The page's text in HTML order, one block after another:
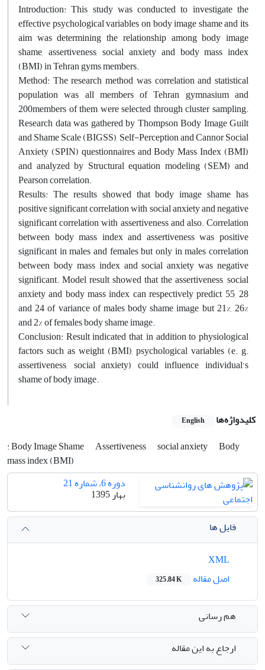
Introduction: This study was conducted to investigate the
effective psychological variables on body image shame and its
aim was determining the relationship among body image
shame, assertiveness, social anxiety and body mass index
(BMI) in Tehran gyms members.
Method: The research method was correlation and statistical
population was all members of Tehran gymnasium and
200members of them were selected through cluster sampling.
Research data was gathered by Thompson Body Image Guilt
and Shame Scale (BIGSS), Self-Perception and Cannor Social
Anxiety (SPIN) questionnaires and Body Mass Index (BMI)
and analyzed by Structural equation modeling (SEM) and
Pearson correlation.
Results: The results showed that body image shame has
positive significant correlation with social anxiety and negative
significant correlation with assertiveness and also. Correlation
between body mass index and assertiveness was positive
significant in males and females but only in males correlation
between body mass index and social anxiety was negative
significant. Model result showed that the assertiveness, social
anxiety and body mass index can respectively predict 55, 28
and 24 of variance of males body shame image but 21%, 26%
and 2% of females body shame image.
Conclusion: Result indicated that, in addition to physiological
factors such as weight (BMI), psychological variables (e. g.
assertiveness, social anxiety) could influence individual’s
shame of body image.
کلیدواژه‌ها English
: Body Image Shame Assertiveness social anxiety
Body
mass index (BMI)
دوره 6، شماره 21
بهار 1395
فایل ها
اصل مقاله
325.84 K
هم رسانی
ارجاع به این مقاله